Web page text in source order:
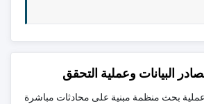
البيانات وعملية التحقق
عملية بحث منظمة مبنية على محادثات مباشرة